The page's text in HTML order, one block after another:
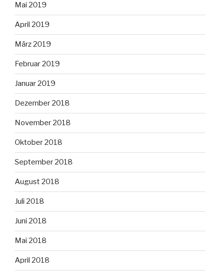
Mai 2019
April 2019
März 2019
Februar 2019
Januar 2019
Dezember 2018
November 2018
Oktober 2018
September 2018
August 2018
Juli 2018
Juni 2018
Mai 2018
April 2018